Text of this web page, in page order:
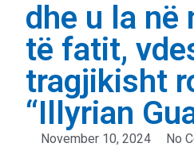
dhe u la në
të fatit,
tragjikisht
“Illyrian
November 10, 2024 No